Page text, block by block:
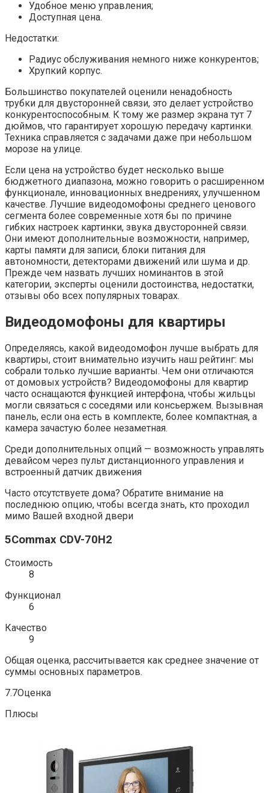
Удобное меню управления;
Доступная цена.
Недостатки:
Радиус обслуживания немного ниже конкурентов;
Хрупкий корпус.
Большинство покупателей оценили ненадобность
трубки для двусторонней связи, это делает устройство
конкурентоспособным. К тому же размер экрана тут 7
дюймов, что гарантирует хорошую передачу картинки.
Техника справляется с задачами даже при небольшом
морозе на улице.
Если цена на устройство будет несколько выше
бюджетного диапазона, можно говорить о расширенном
функционале, инновационных внедрениях, улучшенном
качестве. Лучшие видеодомофоны среднего ценового
сегмента более современные хотя бы по причине
гибких настроек картинки, звука двусторонней связи.
Они имеют дополнительные возможности, например,
карты памяти для записи, блоки питания для
автономности, детекторами движений или шума и др.
Прежде чем назвать лучших номинантов в этой
категории, эксперты оценили достоинства, недостатки,
отзывы обо всех популярных товарах.
Видеодомофоны для квартиры
Определяясь, какой видеодомофон лучше выбрать для
квартиры, стоит внимательно изучить наш рейтинг: мы
собрали только лучшие варианты. Чем они отличаются
от домовых устройств? Видеодомофоны для квартир
часто оснащаются функцией интерфона, чтобы жильцы
могли связаться с соседями или консьержем. Вызывная
панель, если она есть в комплекте, более компактная, а
камера зачастую более незаметная.
Среди дополнительных опций — возможность управлять
девайсом через пульт дистанционного управления и
встроенный датчик движения
Часто отсутствуете дома? Обратите внимание на
последнюю опцию, чтобы всегда знать, кто проходил
мимо Вашей входной двери
5Commax CDV-70H2
Стоимость
8
Функционал
6
Качество
9
Общая оценка, рассчитывается как среднее значение от
суммы основных параметров.
7.7Оценка
Плюсы